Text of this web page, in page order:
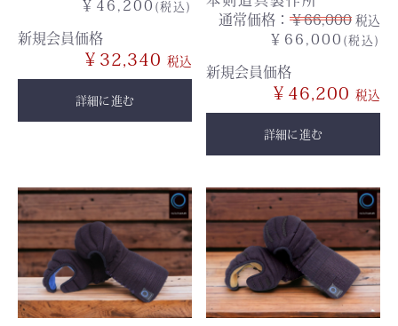
￥46,200 (税込)
新規会員価格
￥32,340
詳細に進む
通常価格： ￥66,000 税込
￥66,000 (税込)
新規会員価格
￥46,200
詳細に進む